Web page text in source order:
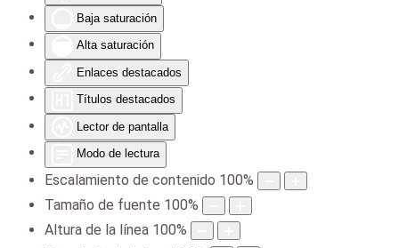
Baja saturación
Alta saturación
Enlaces destacados
Títulos destacados
Lector de pantalla
Modo de lectura
Escalamiento de contenido 100%
Tamaño de fuente 100%
Altura de la línea 100%